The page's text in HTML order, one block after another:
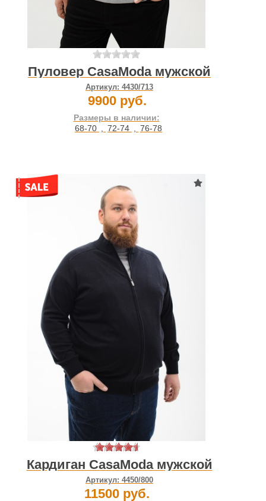
Пуловер CasaModa мужской
Артикул: 4430/713
9900 руб.
Размеры в наличии:
68-70
72-74 76-78
Кардиган CasaModa мужской
Артикул: 4450/800
11500 руб.